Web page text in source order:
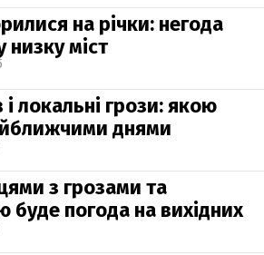
на річки: негода
низку міст
і локальні грози: якою
днями
з грозами та
погода на вихідних